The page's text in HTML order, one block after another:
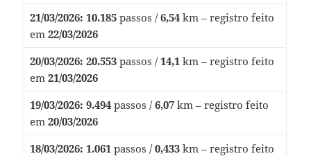
21/03/2026: 10.185passos /6,54km – registro feito
em 22/03/2026
20/03/2026: 20.553passos /14,1 km – registro feito
em 21/03/2026
19/03/2026: 9.494passos /6,07km – registro feito
em 20/03/2026
18/03/2026: 1.061 passos /0,433km – registro feito